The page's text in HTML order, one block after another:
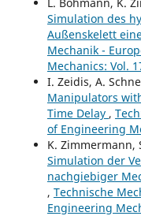
Simulation des
Außenskelett
Mechanik -
Mechanics: Vol.
I. Zeidis, A.
Manipulators
Time Delay ,
of Engineering
K. Zimmermann,
Simulation der
nachgiebiger
, Technische
Engineering